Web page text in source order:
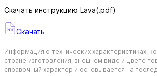
Скачать инструкцию Lava(.pdf)
Скачать
Информация о технических характеристиках,
стране изготовления, внешнем виде и цвете
справочный характер и основывается на